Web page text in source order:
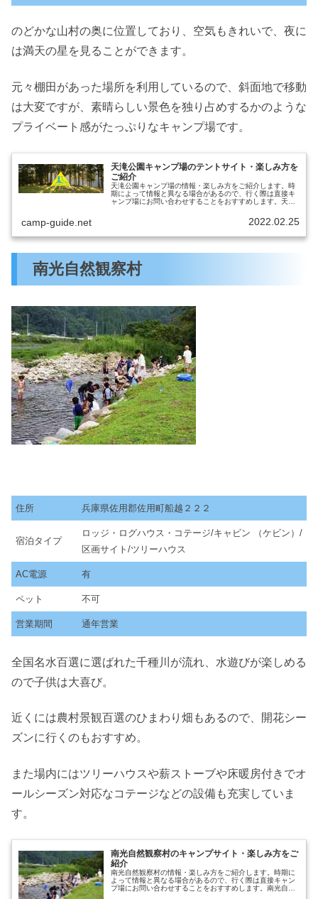
のどかな山村の奥に位置しており、空気もきれいで、夜に
は満天の星を見ることができます。
元々棚田があった場所を利用しているので、斜面地で移動
は大変ですが、素晴らしい景色を独り占めするかのような
プライベート感がたっぷりなキャンプ場です。
天滝公園キャンプ場のテントサイト・楽しみ方を
ご紹介
天滝公園キャンプ場の情報・楽しみ方をご紹介します。時
期によって情報と異なる場合があるので、行く際は直接キ
ャンプ場にお問い合わせすることをおすすめします。天滝
camp-guide.net 2022.02.25
南光自然観察村
住所 兵庫県佐用郡佐用町船越２２２
宿泊タイプ
ロッジ・ログハウス・コテージ/キャビン （ケビン）/
区画サイト/ツリーハウス
AC電源 有
ペット 不可
営業期間 通年営業
全国名水百選に選ばれた千種川が流れ、水遊びが楽しめる
ので子供は大喜び。
近くには農村景観百選のひまわり畑もあるので、開花シー
ズンに行くのもおすすめ。
また場内にはツリーハウスや薪ストーブや床暖房付きでオ
ールシーズン対応なコテージなどの設備も充実していま
す。
南光自然観察村のキャンプサイト・楽しみ方をご
紹介
南光自然観察村の情報・楽しみ方をご紹介します。時期に
よって情報と異なる場合があるので、行く際は直接キャン
プ場にお問い合わせすることをおすすめします。南光自然